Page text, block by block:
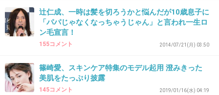
窪塚は意外とステージパパなのか？
出典：mikansan.xyz
6件の返信
辻仁成、一時は髪を切ろうかと悩んだが10歳息子に
「パパじゃなくなっちゃうじゃん」と言われ一生ロ
ン毛宣言！
155コメント 2014/07/21(月) 03:50
篠崎愛、スキンケア特集のモデル起用 澄みきった
美肌をたっぷり披露
145コメント 2019/01/16(水) 04:19